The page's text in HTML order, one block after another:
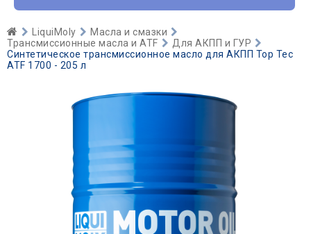
LiquiMoly
Масла и смазки
Трансмиссионные масла и ATF
Для АКПП и ГУР
Синтетическое трансмиссионное масло для АКПП Top Tec
ATF 1700 - 205 л